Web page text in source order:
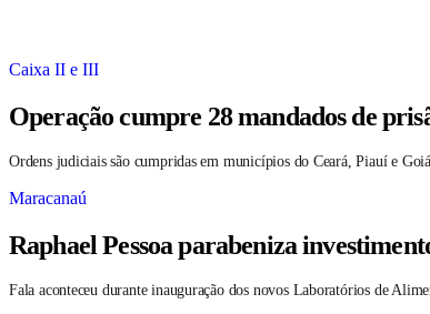
Caixa II e III
Operação cumpre 28 mandados de
Ordens judiciais são cumpridas em municípios do Ceará, Piauí e
Maracanaú
Raphael Pessoa parabeniza
Fala aconteceu durante inauguração dos novos Laboratórios de